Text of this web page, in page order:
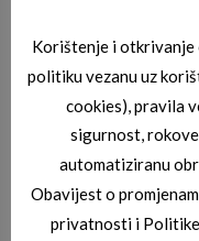
BORBONESE SUNČANE NAOČALE
BORBONESE AMBRA 16
Korištenje i otkrivanje
politiku vezanu uz
cookies), pravila
sigurnost,
automatiziranu
Obavijest o
privatnosti i